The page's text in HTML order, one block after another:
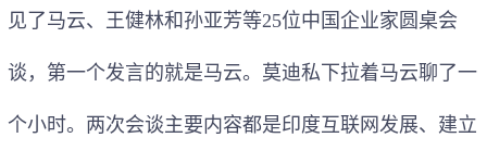
见了马云、王健林和孙亚芳等25位中国企业家圆桌会
谈，第一个发言的就是马云。莫迪私下拉着马云聊了一
个小时。两次会谈主要内容都是印度互联网发展、建立